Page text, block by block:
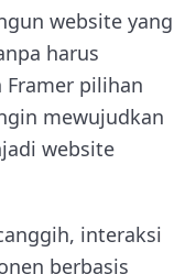
website yang
harus
pilihan
mewujudkan
website
interaksi
berbasis